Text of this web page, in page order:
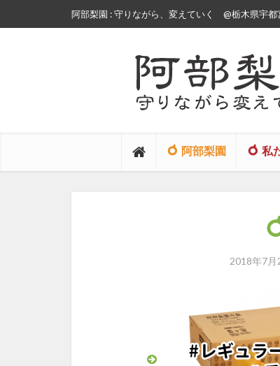
阿部梨園 : 守りながら、変えていく @栃木県宇
阿部梨園 私
2018年7月